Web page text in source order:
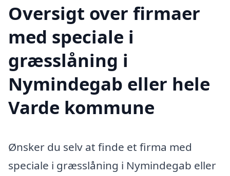
Oversigt over firmaer
med speciale i
græsslåning i
Nymindegab eller hele
Varde kommune
Ønsker du selv at finde et firma med
speciale i græsslåning i Nymindegab eller